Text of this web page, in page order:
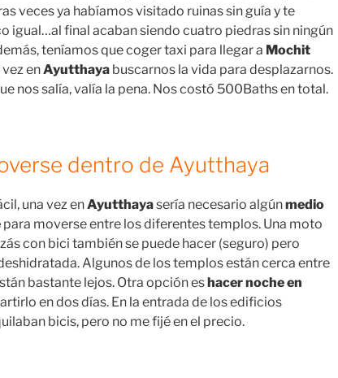
veces ya habíamos visitado ruinas sin guía y te
igual…al final acaban siendo cuatro piedras sin ningún
teníamos que coger taxi para llegar a Mochit
vez enAyutthaya buscarnos la vida para desplazarnos.
nos salía, valía la pena. Nos costó 500Baths en total.
dentro de Ayutthaya
una vez enAyutthayasería necesario algúnmedio
para moverse entre los diferentes templos. Una moto
con bici también se puede hacer (seguro) pero
Algunos de los templos están cerca entre
bastante lejos. Otra opción es hacer noche en
en dos días. En la entrada de los edificios
bicis, pero no me fijé en el precio.